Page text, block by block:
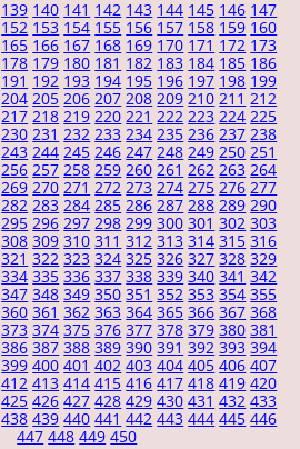
139 140 141 142 143 144 145 146 147
152 153 154 155 156 157 158 159 160
165 166 167 168 169 170 171 172 173
178 179 180 181 182 183 184 185 186
191 192 193 194 195 196 197 198 199
204 205 206 207 208 209 210 211 212
217 218 219 220 221 222 223 224 225
230 231 232 233 234 235 236 237 238
243 244 245 246 247 248 249 250 251
256 257 258 259 260 261 262 263 264
269 270 271 272 273 274 275 276 277
282 283 284 285 286 287 288 289 290
295 296 297 298 299 300 301 302 303
308 309 310 311 312 313 314 315 316
321 322 323 324 325 326 327 328 329
334 335 336 337 338 339 340 341 342
347 348 349 350 351 352 353 354 355
360 361 362 363 364 365 366 367 368
373 374 375 376 377 378 379 380 381
386 387 388 389 390 391 392 393 394
399 400 401 402 403 404 405 406 407
412 413 414 415 416 417 418 419 420
425 426 427 428 429 430 431 432 433
438 439 440 441 442 443 444 445 446
447 448 449 450